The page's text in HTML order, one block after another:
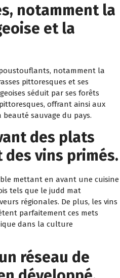
notamment la
et la
notamment la
pittoresques et ses
séduit par ses forêts
offrant ainsi aux
sauvage du pays.
des plats
vins primés.
mettant en avant une cuisine
tels que le judd mat
régionales. De plus, les vins
parfaitement ces mets
dans la culture
réseau de